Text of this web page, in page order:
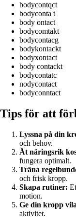
bodycontqct
bodyconta t
body ontact
bodycomtakt
bodycontacg
bodykontackt
bodyxontact
body contackt
bodycontatc
nodycontact
bodyconntact
Tips för att
Lyssna på din
och behov.
Ät näringsrik
fungera optimalt.
Träna
och frisk kropp.
Skapa rutiner:
motion.
Ge din kropp
aktivitet.